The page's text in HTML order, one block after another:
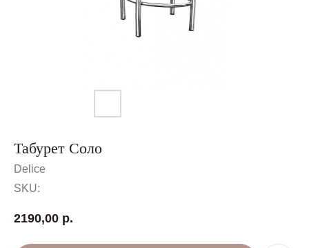
Табурет Соло
Delice
SKU:
2190,00 р.